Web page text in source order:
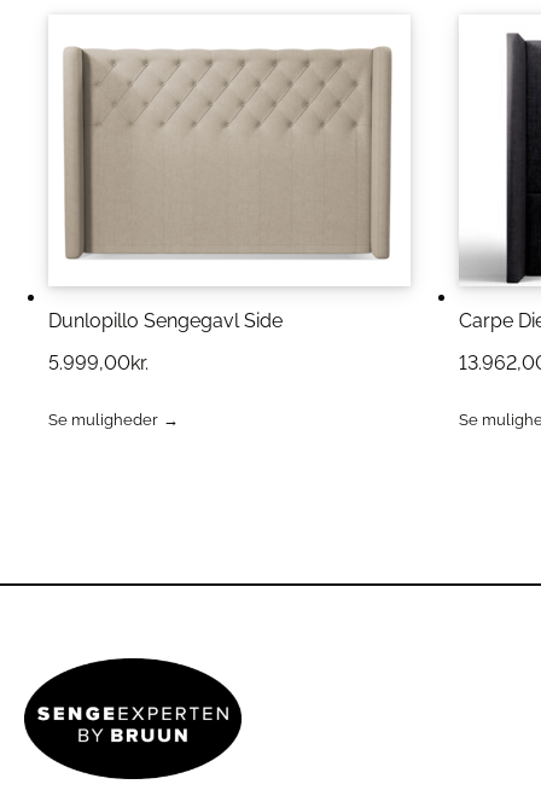
*Gavlen er 6 cm bredere end sengen, for en
visuelt smuk afslutning.
Se hele udvalget af gavleher
Se alle Dunlopillo sengeneher
Dunlopillo Sengegavl Side
5.999,00kr.
Se muligheder
Carpe
Se